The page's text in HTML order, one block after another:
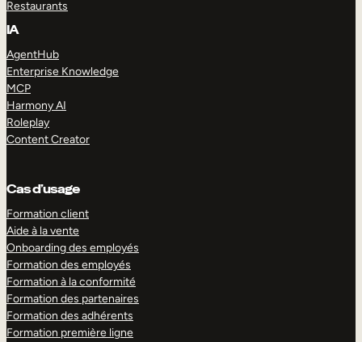
Restaurants
IA
AgentHub
Enterprise Knowledge
MCP
Harmony AI
Roleplay
Content Creator
Cas d’usage
Formation client
Aide à la vente
Onboarding des employés
Formation des employés
Formation à la conformité
Formation des partenaires
Formation des adhérents
Formation première ligne